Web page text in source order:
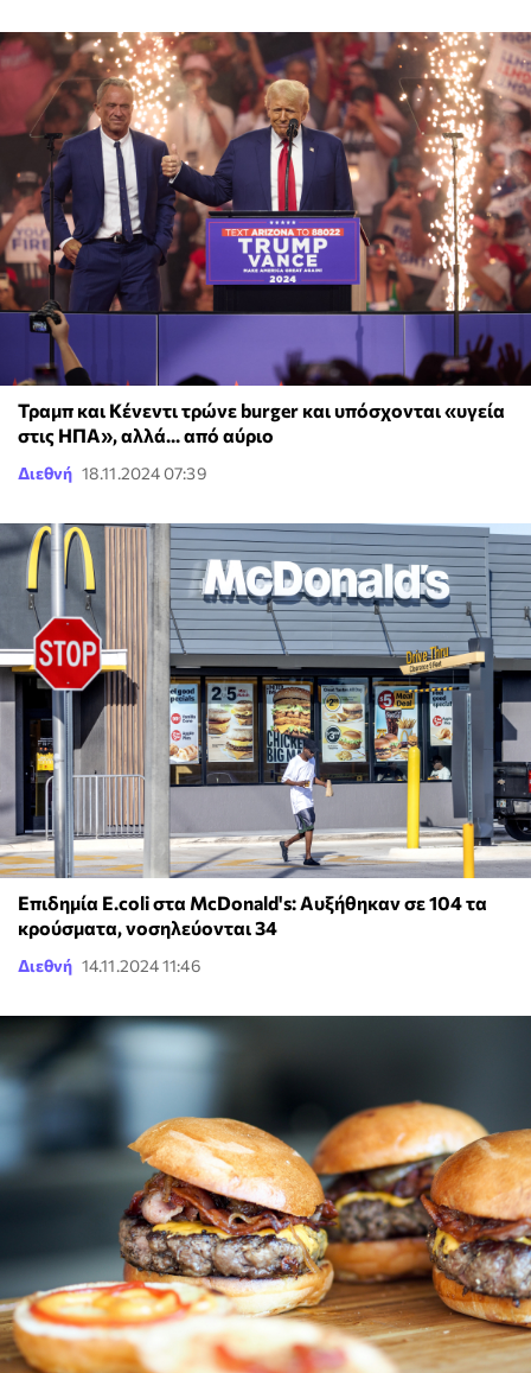
Τραμπ και Κένεντι τρώνε burger και υπόσχονται «υγεία
στις ΗΠΑ», αλλά... από αύριο
Διεθνή 18.11.2024 07:39
Επιδημία E.coli στα McDonald's: Αυξήθηκαν σε 104 τα
κρούσματα, νοσηλεύονται 34
Διεθνή 14.11.2024 11:46